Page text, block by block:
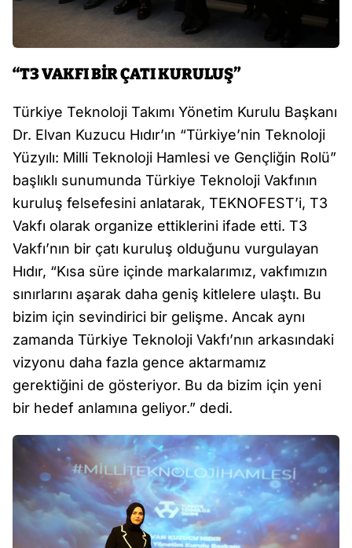
“T3 VAKFI BİR ÇATI KURULUŞ”
Türkiye Teknoloji Takımı Yönetim Kurulu Başkanı
Dr. Elvan Kuzucu Hıdır’ın “Türkiye’nin Teknoloji
Yüzyılı: Milli Teknoloji Hamlesi ve Gençliğin Rolü”
başlıklı sunumunda Türkiye Teknoloji Vakfının
kuruluş felsefesini anlatarak, TEKNOFEST’i, T3
Vakfı olarak organize ettiklerini ifade etti. T3
Vakfı’nın bir çatı kuruluş olduğunu vurgulayan
Hıdır, “Kısa süre içinde markalarımız, vakfımızın
sınırlarını aşarak daha geniş kitlelere ulaştı. Bu
bizim için sevindirici bir gelişme. Ancak aynı
zamanda Türkiye Teknoloji Vakfı’nın arkasındaki
vizyonu daha fazla gence aktarmamız
gerektiğini de gösteriyor. Bu da bizim için yeni
bir hedef anlamına geliyor.” dedi.